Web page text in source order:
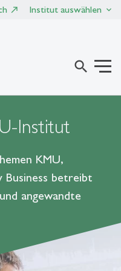
Institut auswählen
search
Institut
KMU,
Business betreibt
angewandte